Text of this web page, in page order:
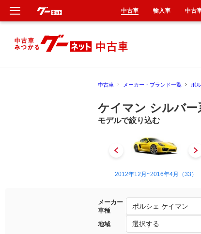
中古車 メーカー・ブランド一覧 ポ
ケイマン シルバ
モデルで絞り込む
2012年12月~2016年4月（33）
メーカー
車種
ポルシェ ケイマン
地域 選択する
中古車 輸入車 中古
新車